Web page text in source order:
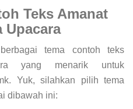
Teks Amanat
Upacara
tema contoh teks
yang menarik untuk
Yuk, silahkan pilih tema
dibawah ini: